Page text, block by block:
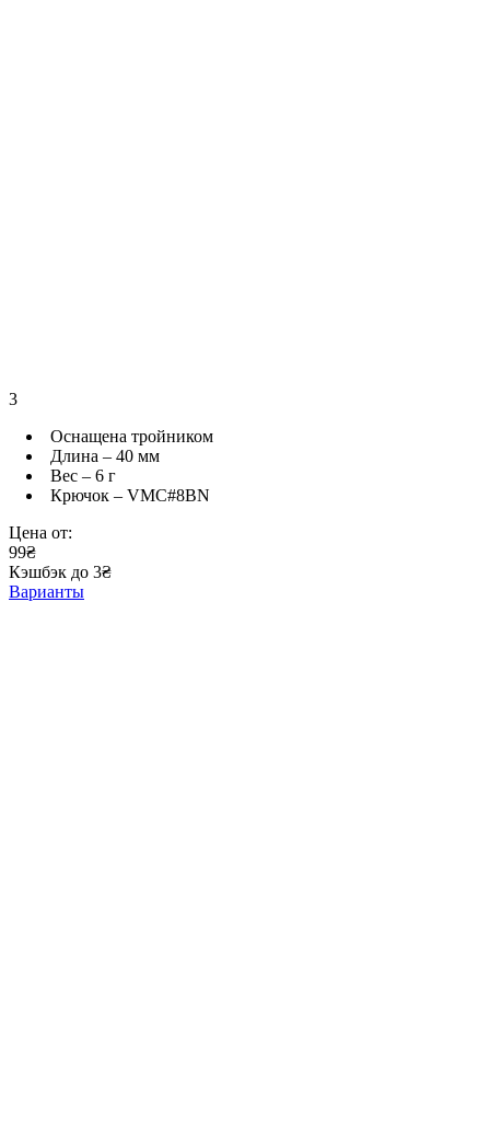
3
Оснащена тройником
Длина – 40 мм
Вес – 6 г
Крючок – VMC#8BN
Цена от:
99₴
Кэшбэк до 3₴
Варианты